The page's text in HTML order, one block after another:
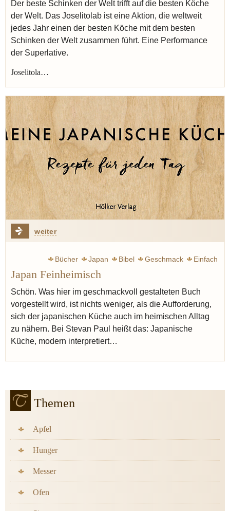
Der beste Schinken der Welt trifft auf die besten Köche
der Welt. Das Joselitolab ist eine Aktion, die weltweit
jedes Jahr einen der besten Köche mit dem besten
Schinken der Welt zusammen führt. Eine Performance
der Superlative.
Joselitola…
weiter
Bücher Japan Bibel Geschmack Einfach
Japan Feinheimisch
Schön. Was hier im geschmackvoll gestalteten Buch
vorgestellt wird, ist nichts weniger, als die Aufforderung,
sich der japanischen Küche auch im heimischen Alltag
zu nähern. Bei Stevan Paul heißt das: Japanische
Küche, modern interpretiert…
Themen
Apfel
Hunger
Messer
Ofen